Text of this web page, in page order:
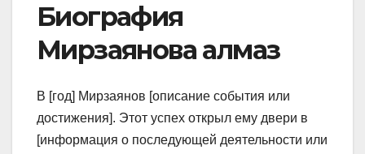
Биография
Мирзаянова алмаз
В [год] Мирзаянов [описание события или
достижения]. Этот успех открыл ему двери в
[информация о последующей деятельности или